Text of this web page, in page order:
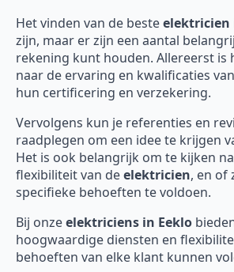
Het vinden van de besteelektricien
zijn, maar er zijn een aantal
rekening kunt houden. Allereerst
naar de ervaring en kwalificaties
hun certificering en verzekering.
Vervolgens kun je referenties en
raadplegen om een idee te krijgen
Het is ook belangrijk om te kijken
flexibiliteit van deelektricien, en of
specifieke behoeften te voldoen.
Bij onzeelektriciens in Eeklo
hoogwaardige diensten en
behoeften van elke klant kunnen